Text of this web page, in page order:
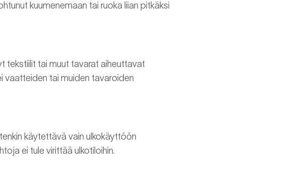
kuumenemaan tai ruoka liian pitkäksi
tekstiilit tai muut tavarat aiheuttavat
vaatteiden tai muiden tavaroiden
käytettävä vain ulkokäyttöön
ei tule virittää ulkotiloihin.